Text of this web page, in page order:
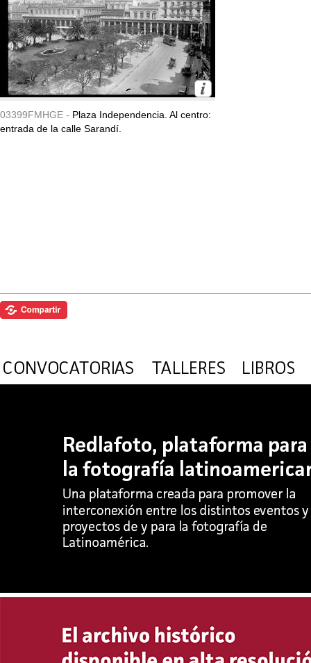
03399FMHGE - Plaza Independencia. Al centro:
entrada de la calle Sarandí.